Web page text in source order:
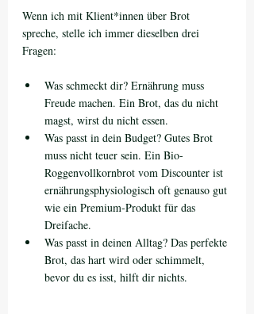
Wenn ich mit Klient*innen über Brot
spreche, stelle ich immer dieselben drei
Fragen:
Was schmeckt dir? Ernährung muss
Freude machen. Ein Brot, das du nicht
magst, wirst du nicht essen.
Was passt in dein Budget? Gutes Brot
muss nicht teuer sein. Ein Bio-
Roggenvollkornbrot vom Discounter ist
ernährungsphysiologisch oft genauso gut
wie ein Premium-Produkt für das
Dreifache.
Was passt in deinen Alltag? Das perfekte
Brot, das hart wird oder schimmelt,
bevor du es isst, hilft dir nichts.